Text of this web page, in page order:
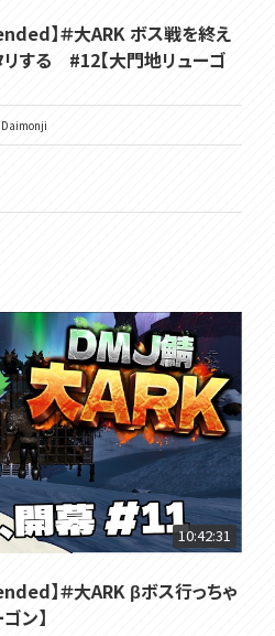
】＃大ARK ボス戦を終え
リする #12【大門地リューゴ
Daimonji
10:42:31
】＃大ARK βボス行っちゃ
ン】